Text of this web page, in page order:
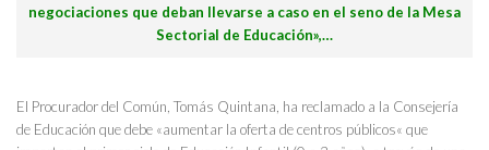
negociaciones que deban llevarse a caso en el seno de la Mesa
Sectorial de Educación»,…
El Procurador del Común, Tomás Quintana, ha reclamado a la Consejería
de Educación que debe «aumentar la oferta de centros públicos« que